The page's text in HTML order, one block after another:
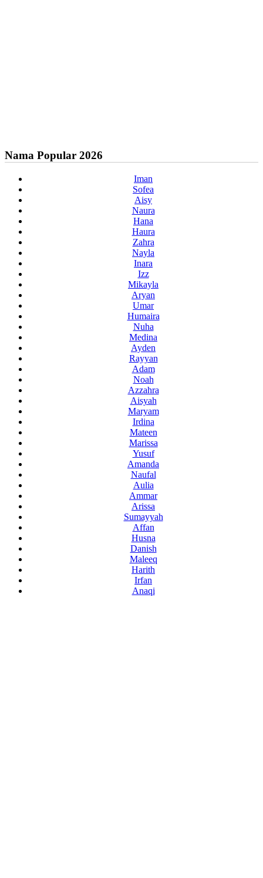
Nama Popular 2026
Iman
Sofea
Aisy
Naura
Hana
Haura
Zahra
Nayla
Inara
Izz
Mikayla
Aryan
Umar
Humaira
Nuha
Medina
Ayden
Rayyan
Adam
Noah
Azzahra
Aisyah
Maryam
Irdina
Mateen
Marissa
Yusuf
Amanda
Naufal
Aulia
Ammar
Arissa
Sumayyah
Affan
Husna
Danish
Maleeq
Harith
Irfan
Anaqi